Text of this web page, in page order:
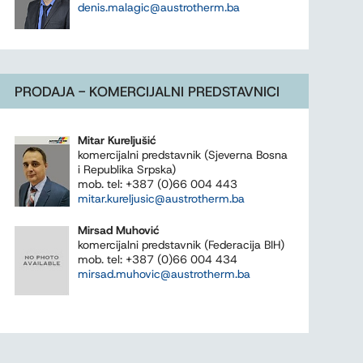
denis.malagic@austrotherm.ba
PRODAJA - KOMERCIJALNI PREDSTAVNICI
Mitar Kureljušić
komercijalni predstavnik (Sjeverna Bosna
i Republika Srpska)
mob. tel: +387 (0)66 004 443
mitar.kureljusic@austrotherm.ba
Mirsad Muhović
komercijalni predstavnik (Federacija BIH)
mob. tel: +387 (0)66 004 434
mirsad.muhovic@austrotherm.ba